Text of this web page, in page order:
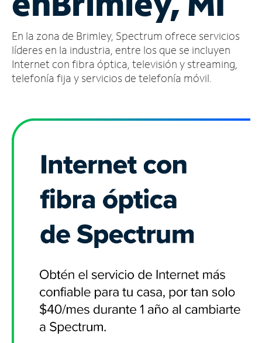
cuenta
Encuentra
una
tienda
En la zona de Brimley, Spectrum ofrece servicios
líderes en la industria, entre los que se incluyen
Internet con fibra óptica, televisión y streaming,
telefonía fija y servicios de telefonía móvil.